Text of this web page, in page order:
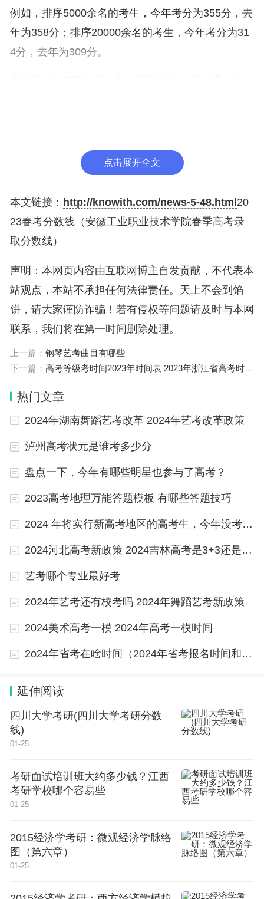
例如，排序5000余名的考生，今年考分为355分，去
年为358分；排序20000余名的考生，今年考分为31
4分，去年为309分。
中的“累计人数”信息和往年各校春招专业自主测试资
格线汇总表中的“资格线对应位次”等信息，进行春季
2月13日、14日可填报志愿
考生的春考成绩总分（含政策性加分）必须达到202
3年上海市普通高校春季考试招生志愿填报最低成绩
控制线（其中应届高三考生还须取得思想政治、历
史、地理、物理、
化学、生物学/生命科学、信息技术/信息科技7门科
目高中学业水平合格性考试的合格成绩）才具备填报
春季招生志愿的资格。
春季招生志愿填报安排于2023年2月13日9:00~21:0
0、2月14日9:00~16:00在上海市教育考试院“上海招
考热线”网站（www.shmeea.edu.cn）上进行。
符合条件的考生可以利用假期时间，结合各招生院校
确保自己符合条件才能填报。
安徽工业职业技术学院春季高考录取分数
线
安徽工业职业技术学院2020年春季高考录取分数线要求如下：
一、文科类：
1、普通本科：江苏省本科提前批最低分数线为515分，安徽省
二、理科类：
1、普通本科：江苏省本科提前批最低分数线为535分，安徽省
本科提前批最低分数线为455分，本科录取最低分数线为435
分；
2、自学考试：本科录取最低分数线为400分。
提前批录取线；
2、安徽省当年文科普通本科提前批收生，最低录取线为江苏省
本科提前批录取线；
3、安徽省当年理科普通本科提前批收生，最低录取线为江苏省
本科提前批录取线。
1、各省份及学校的最低录取分数线可能会根据不同情况有所变
化，请考生务必关注学校及招生办公室的最新公告，以获取最
新消息；
2、请考生按照学校规定的时间，及时参加学校的录取环节，以
确保自己的申请顺利通过。
点击展开全文
本文链接： http://knowith.com/news-5-48.html 20
23春考分数线（安徽工业职业技术学院春季高考录
取分数线）
声明：本网页内容由互联网博主自发贡献，不代表本
站观点，本站不承担任何法律责任。天上不会到馅
饼，请大家谨防诈骗！若有侵权等问题请及时与本网
联系，我们将在第一时间删除处理。
上一篇： 钢琴艺考曲目有哪些
下一篇： 高考等级考时间2023年时间表 2023年浙江省高考时间表
热门文章
2024年湖南舞蹈艺考改革 2024年艺考改革政策
泸州高考状元是谁考多少分
盘点一下，今年有哪些明星也参与了高考？
2023高考地理万能答题模板 有哪些答题技巧
2024 年将实行新高考地区的高考生，今年没考好还建议复读吗？
2024河北高考新政策 2024吉林高考是3+3还是3+1+2模式？
艺考哪个专业最好考
2024年艺考还有校考吗 2024年舞蹈艺考新政策
2024美术高考一模 2024年高考一模时间
2o24年省考在啥时间（2024年省考报名时间和考试时间）
延伸阅读
四川大学考研(四川大学考研分数
线)
01-25
考研面试培训班大约多少钱？江西
考研学校哪个容易些
01-25
2015经济学考研：微观经济学脉络
图（第六章）
01-25